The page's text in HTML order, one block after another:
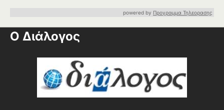
powered by Προγραμμα Τηλεορασης
Ο Διάλογος